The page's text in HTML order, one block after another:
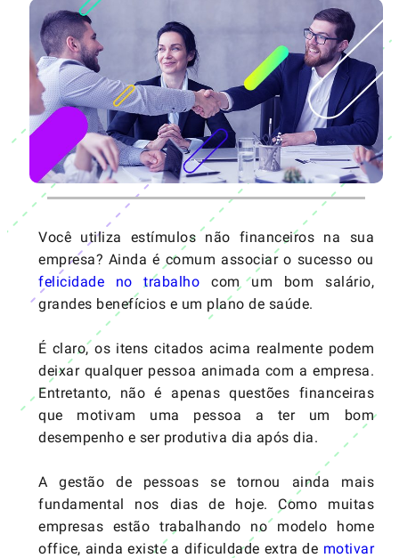
Você utiliza estímulos não financeiros na sua
empresa? Ainda é comum associar o sucesso ou
felicidade no trabalho com um bom salário,
grandes benefícios e um plano de saúde.
É claro, os itens citados acima realmente podem
deixar qualquer pessoa animada com a empresa.
Entretanto, não é apenas questões financeiras
que motivam uma pessoa a ter um bom
desempenho e ser produtiva dia após dia.
A gestão de pessoas se tornou ainda mais
fundamental nos dias de hoje. Como muitas
empresas estão trabalhando no modelo home
office, ainda existe a dificuldade extra de motivar